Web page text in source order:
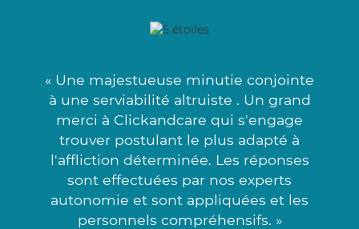
« Une majestueuse minutie conjointe
à une serviabilité altruiste . Un grand
merci à Clickandcare qui s'engage
trouver postulant le plus adapté à
l'affliction déterminée. Les réponses
sont effectuées par nos experts
autonomie et sont appliquées et les
personnels compréhensifs. »